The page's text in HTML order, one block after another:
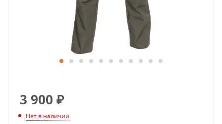
3 900 ₽
Нет в наличии